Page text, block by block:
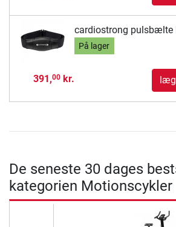
cardiostrong pulsbælte
På lager
391,00kr. læg
De seneste 30 dages
kategorien Motionscykler